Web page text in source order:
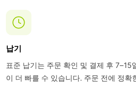
납기
표준 납기는 주문 확인 및 결제 후 7–15
이 더 빠를 수 있습니다. 주문 전에 정확